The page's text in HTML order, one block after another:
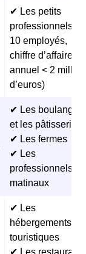
✔ Les petits
professionnels (<
10 employés,
chiffre d’affaires
annuel < 2
d’euros)
✔ Les
et les pâtisseries
✔ Les fermes
✔ Les
professionnels
matinaux
✔ Les
hébergements
touristiques